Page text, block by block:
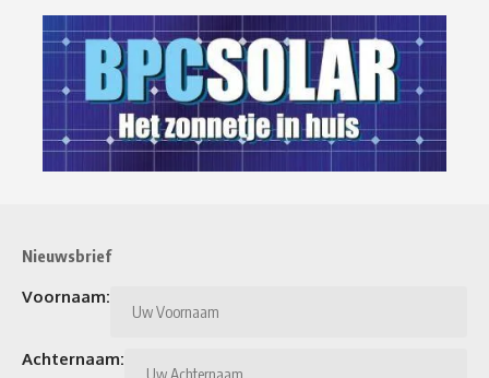
Nieuwsbrief
Voornaam:
Achternaam: